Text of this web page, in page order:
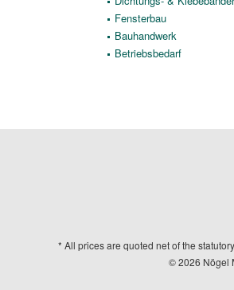
Fensterbau
Bauhandwerk
Betriebsbedarf
* All prices are quoted net of the
© 2026 Nögel